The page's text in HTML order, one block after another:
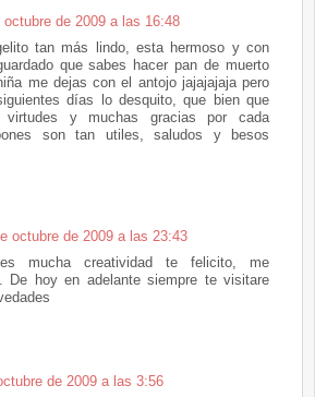
octubre de 2009 a las 16:48
tan más lindo, esta hermoso y con
que sabes hacer pan de muerto
me dejas con el antojo jajajajaja pero
días lo desquito, que bien que
virtudes y muchas gracias por cada
son tan utiles, saludos y besos
octubre de 2009 a las 23:43
mucha creatividad te felicito, me
De hoy en adelante siempre te visitare
de 2009 a las 3:56